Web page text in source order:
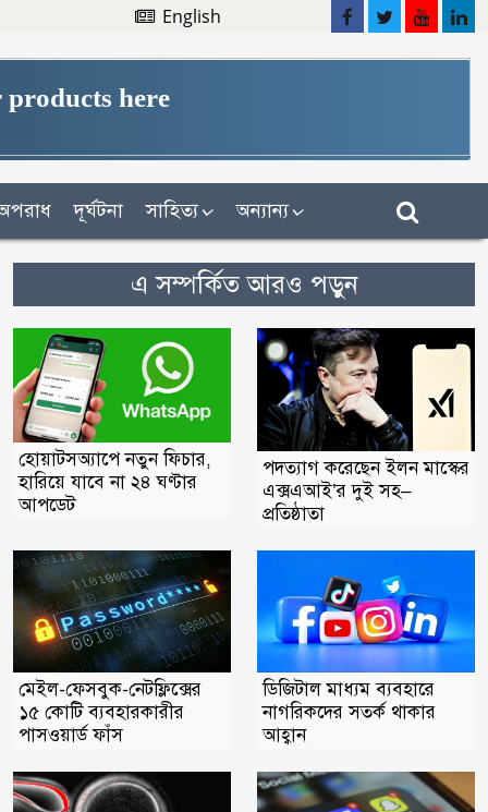
English
here
দূর্ঘটনা সাহিত্য অন্যান্য
এ সম্পর্কিত আরও পড়ুন
হোয়াটসঅ্যাপে নতুন ফিচার,
হারিয়ে যাবে না ২৪ ঘণ্টার
আপডেট
পদত্যাগ করেছেন ইলন মাস্কের
এক্সএআই’র দুই সহ–
প্রতিষ্ঠাতা
মেইল-ফেসবুক-নেটফ্লিক্সের
১৫ কোটি ব্যবহারকারীর
পাসওয়ার্ড ফাঁস
ডিজিটাল মাধ্যম ব্যবহারে
নাগরিকদের সতর্ক থাকার
আহ্বান